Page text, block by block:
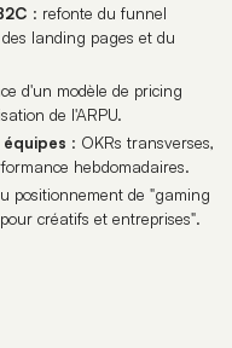
: refonte du funnel
landing pages et du
d'un modèle de pricing
de l'ARPU.
: OKRs transverses,
hebdomadaires.
positionnement de "gaming
créatifs et entreprises".